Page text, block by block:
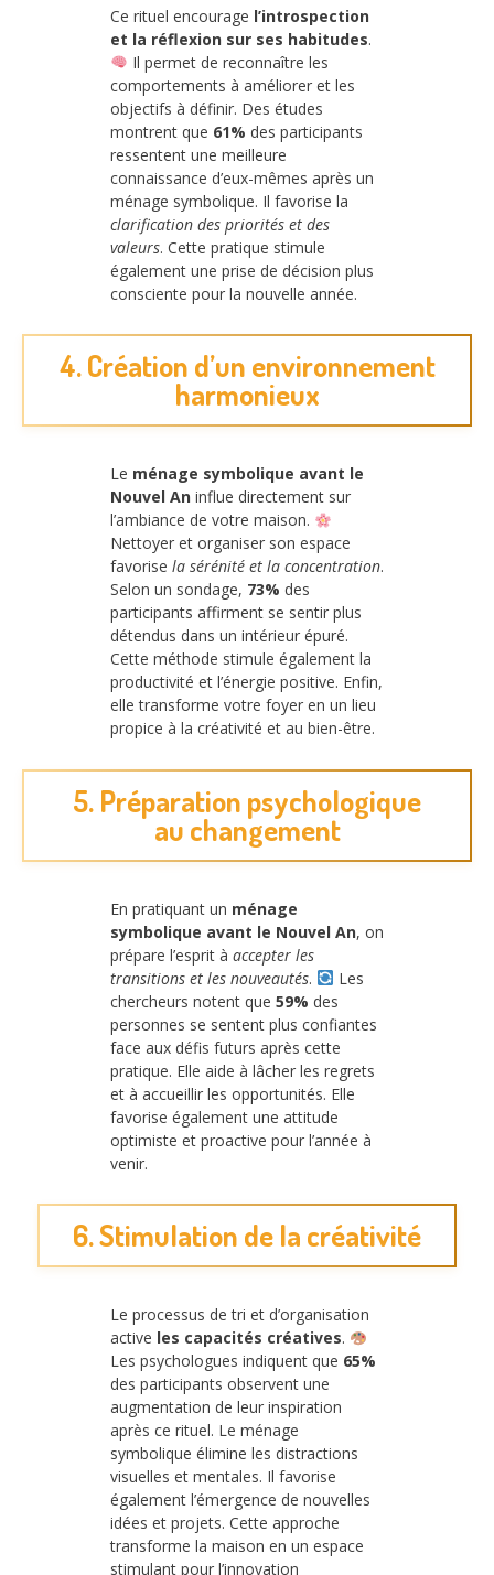
Ce rituel encourage l’introspection
et la réflexion sur ses habitudes.
Il permet de reconnaître les
comportements à améliorer et les
objectifs à définir. Des études
montrent que 61% des participants
ressentent une meilleure
connaissance d’eux-mêmes après un
ménage symbolique. Il favorise la
clarification des priorités et des
valeurs. Cette pratique stimule
également une prise de décision plus
consciente pour la nouvelle année.
4. Création d’un environnement
harmonieux
Le ménage symbolique avant le
Nouvel An influe directement sur
l’ambiance de votre maison.
Nettoyer et organiser son espace
favorise la sérénité et la concentration.
Selon un sondage, 73% des
participants affirment se sentir plus
détendus dans un intérieur épuré.
Cette méthode stimule également la
productivité et l’énergie positive. Enfin,
elle transforme votre foyer en un lieu
propice à la créativité et au bien-être.
5. Préparation psychologique
au changement
En pratiquant un ménage
symbolique avant le Nouvel An, on
prépare l’esprit à accepter les
transitions et les nouveautés.
Les
chercheurs notent que 59% des
personnes se sentent plus confiantes
face aux défis futurs après cette
pratique. Elle aide à lâcher les regrets
et à accueillir les opportunités. Elle
favorise également une attitude
optimiste et proactive pour l’année à
venir.
6. Stimulation de la créativité
Le processus de tri et d’organisation
active les capacités créatives.
Les psychologues indiquent que 65%
des participants observent une
augmentation de leur inspiration
après ce rituel. Le ménage
symbolique élimine les distractions
visuelles et mentales. Il favorise
également l’émergence de nouvelles
idées et projets. Cette approche
transforme la maison en un espace
stimulant pour l’innovation